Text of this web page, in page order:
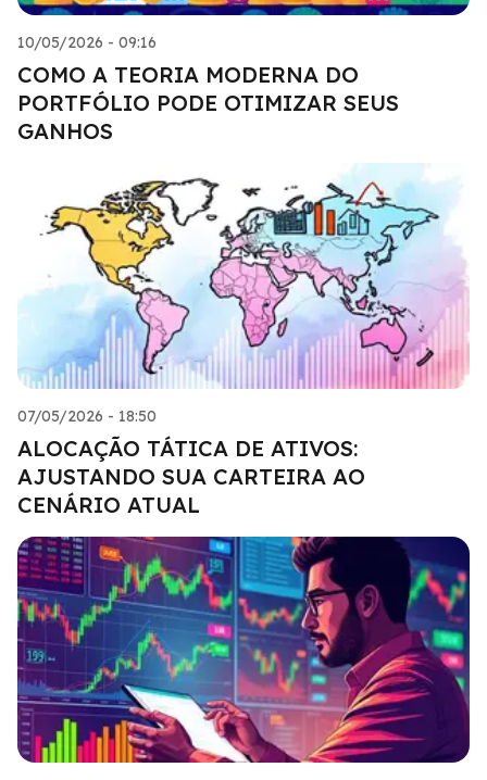
10/05/2026 - 09:16
COMO A TEORIA MODERNA DO
PORTFÓLIO PODE OTIMIZAR SEUS
GANHOS
07/05/2026 - 18:50
ALOCAÇÃO TÁTICA DE ATIVOS:
AJUSTANDO SUA CARTEIRA AO
CENÁRIO ATUAL